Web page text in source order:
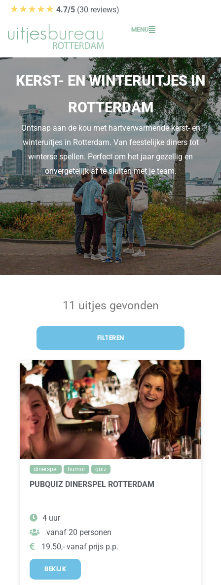
★★★★★ 4.7/5 (30 reviews)
MENU
KERST- EN WINTERUITJES IN
ROTTERDAM
Ontsnap aan de kou met hartverwarmende kerst- en
winteruitjes in Rotterdam. Van feestelijke diners tot
winterse spellen. Perfect om het jaar gezellig en
onvergetelijk af te sluiten met je team.
11 uitjes gevonden
FILTEREN
dinerspel humor quiz
PUBQUIZ DINERSPEL ROTTERDAM
4 uur
vanaf 20 personen
19.50,- vanaf prijs p.p.
BEKIJK